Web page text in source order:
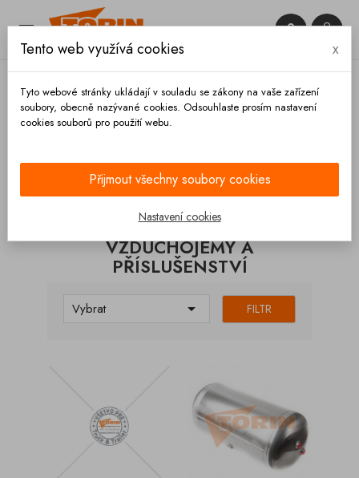
 

KATEGORIE
VZDUCHOJEMY A
PŘÍSLUŠENSTVÍ
Vybrat  FILTR
Tento web využívá cookies x
Tyto webové stránky ukládají v souladu se zákony na vaše zařízení
soubory, obecně nazývané cookies. Odsouhlaste prosím nastavení
cookies souborů pro použití webu.
Přijmout všechny soubory cookies
Nastavení cookies